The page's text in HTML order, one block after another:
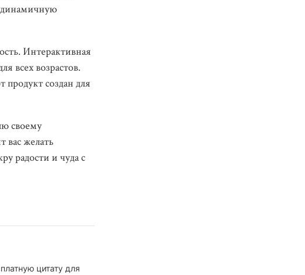
динамичную
Интерактивная
всех возрастов.
создан для
своему
вас желать
радости и чуда с
цитату для